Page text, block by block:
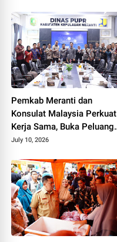
Pemkab Meranti dan
Konsulat Malaysia Perkuat
Kerja Sama, Buka Peluang
Kerja, Beasiswa, hingga
July 10, 2026